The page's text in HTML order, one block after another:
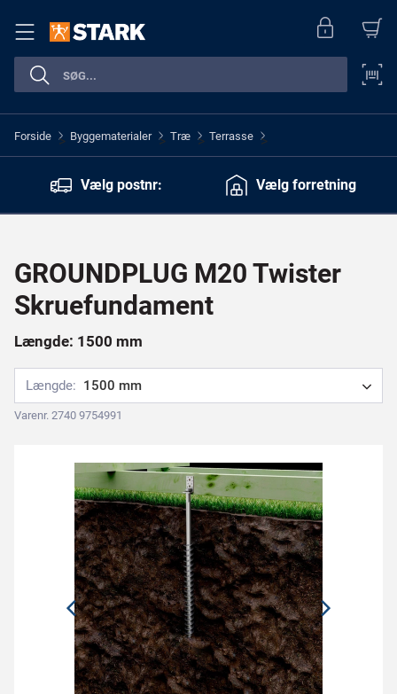
Forside > Byggematerialer > Træ > Terrasse >
Vælg postnr: Vælg forretning
GROUNDPLUG M20 Twister
Skruefundament
Længde: 1500 mm
Længde: 1500 mm
Varenr. 2740 9754991